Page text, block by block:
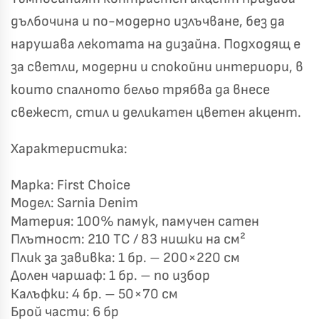
дълбочина и по-модерно излъчване, без да
нарушава лекотата на дизайна. Подходящ е
за светли, модерни и спокойни интериори, в
които спалното бельо трябва да внесе
свежест, стил и деликатен цветен акцент.
Характеристика:
Марка: First Choice
Модел: Sarnia Denim
Материя: 100% памук, памучен сатен
Плътност: 210 TC / 83 нишки на см²
Плик за завивка: 1 бр. – 200×220 см
Долен чаршаф: 1 бр. – по избор
Калъфки: 4 бр. – 50×70 см
Брой части: 6 бр
✦
✦
✦
Хавлиени кърпи – Комплект 2 части – 100% памук
Светлосиво и Антрацит